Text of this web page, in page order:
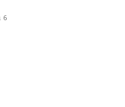
6 במאי 2024